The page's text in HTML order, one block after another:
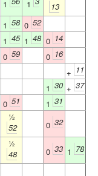
1 1
13
1 58 0 52
1 45 1 48 0 14
0 59 0 16
+ 11
1 30 + 37
0 51 1 31
½
52
0 32
½
48
0 33 1 78